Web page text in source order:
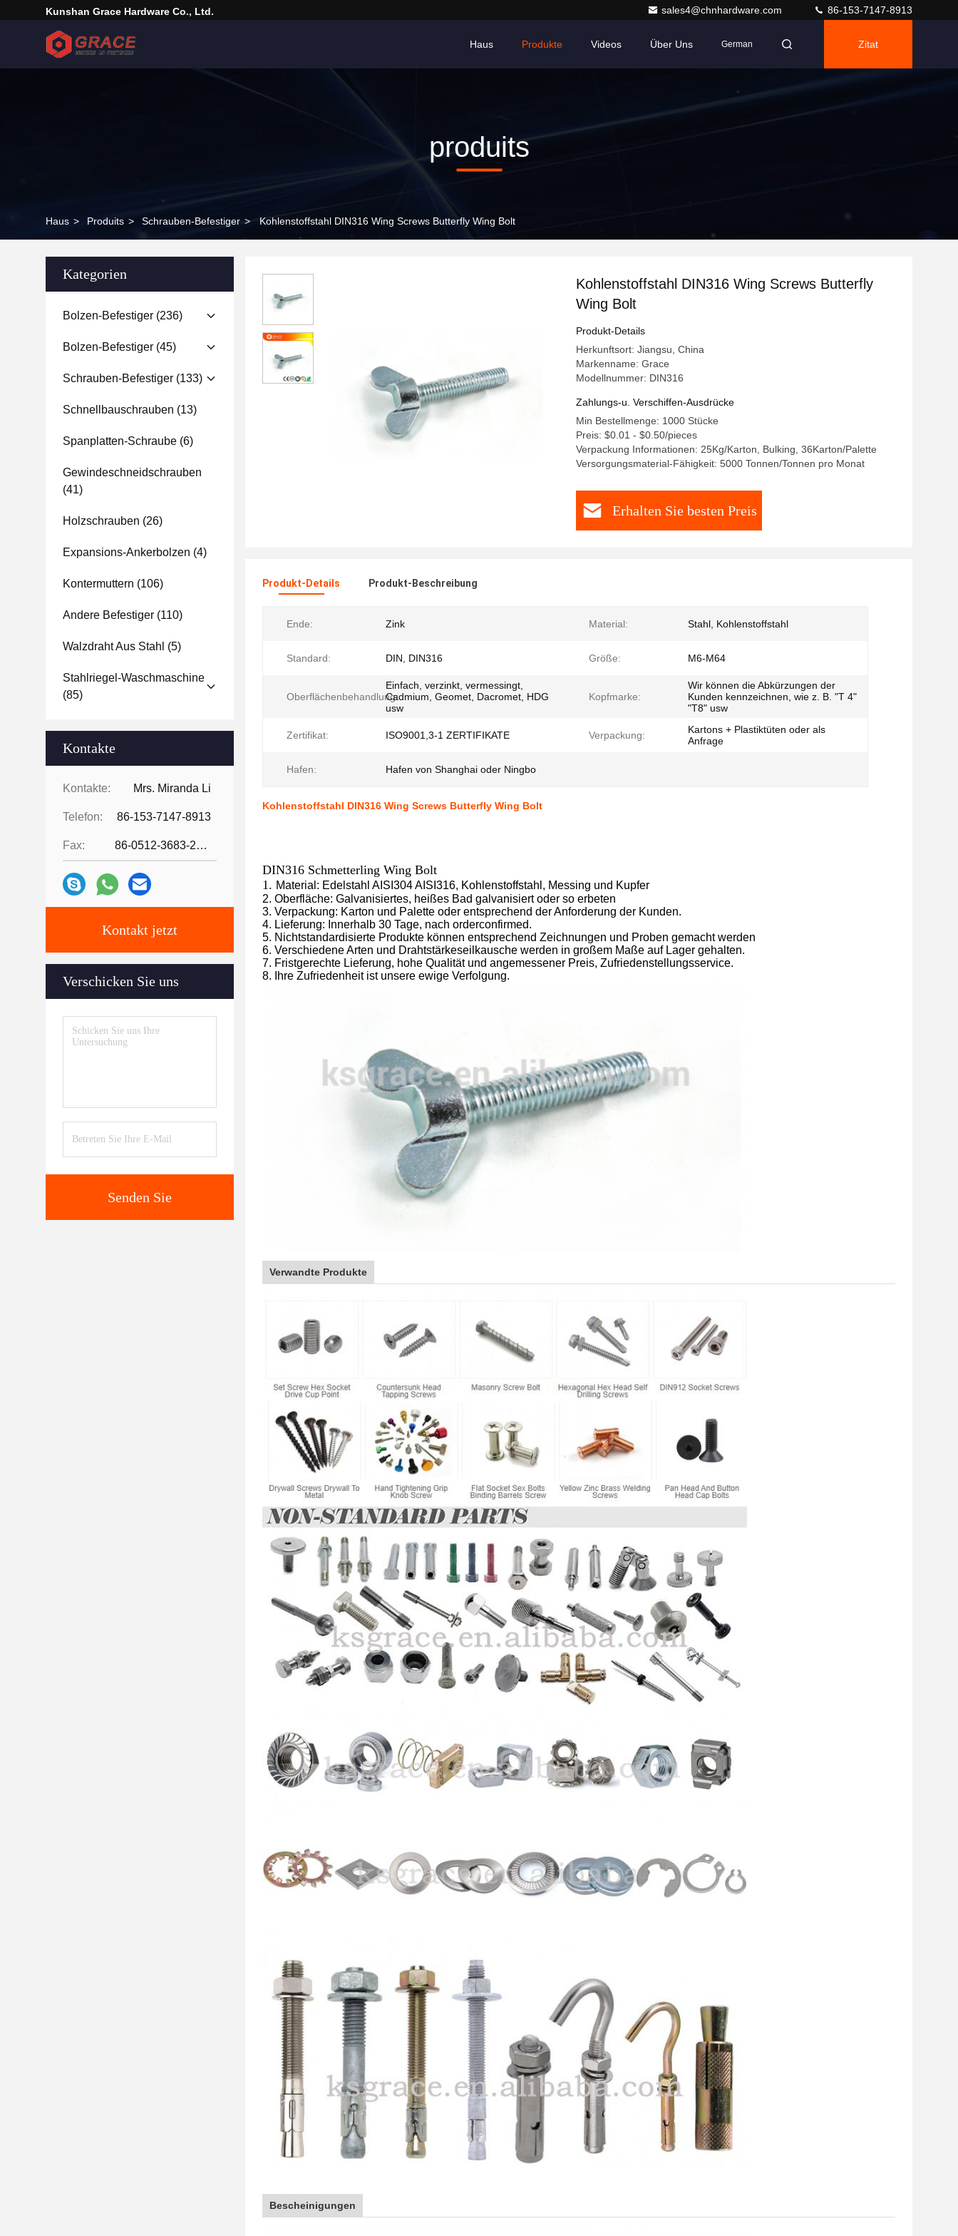
Kunshan Grace Hardware Co., Ltd. sales4@chnhardware.com 86-153-7147-8913
Haus Produkte Videos Über Uns German Zitat
produits
Haus > Produits > Schrauben-Befestiger > Kohlenstoffstahl DIN316 Wing Screws Butterfly Wing Bolt
Kategorien
Bolzen-Befestiger (236)
Bolzen-Befestiger (45)
Schrauben-Befestiger (133)
Schnellbauschrauben (13)
Spanplatten-Schraube (6)
Gewindeschneidschrauben
(41)
Holzschrauben (26)
Expansions-Ankerbolzen (4)
Kontermuttern (106)
Andere Befestiger (110)
Walzdraht Aus Stahl (5)
Stahlriegel-Waschmaschine
(85)
Kontakte
Kontakte: Mrs. Miranda Li
Telefon: 86-153-7147-8913
Fax: 86-0512-3683-2631
Kontakt jetzt
Verschicken Sie uns
Senden Sie
Kohlenstoffstahl DIN316 Wing Screws Butterfly
Wing Bolt
Produkt-Details
Herkunftsort: Jiangsu, China
Markenname: Grace
Modellnummer: DIN316
Zahlungs-u. Verschiffen-Ausdrücke
Min Bestellmenge: 1000 Stücke
Preis: $0.01 - $0.50/pieces
Verpackung Informationen: 25Kg/Karton, Bulking, 36Karton/Palette
Versorgungsmaterial-Fähigkeit: 5000 Tonnen/Tonnen pro Monat
Erhalten Sie besten Preis
Produkt-Details Produkt-Beschreibung
Ende: Zink Material: Stahl, Kohlenstoffstahl
Standard: DIN, DIN316 Größe: M6-M64
Oberflächenbehandlung:
Einfach, verzinkt, vermessingt,
Cadmium, Geomet, Dacromet, HDG
usw
Kopfmarke:
Wir können die Abkürzungen der
Kunden kennzeichnen, wie z. B. "T 4"
"T8" usw
Zertifikat: ISO9001,3-1 ZERTIFIKATE Verpackung:
Kartons + Plastiktüten oder als
Anfrage
Hafen: Hafen von Shanghai oder Ningbo
Kohlenstoffstahl DIN316 Wing Screws Butterfly Wing Bolt
DIN316 Schmetterling Wing Bolt
1. Material: Edelstahl AISI304 AISI316, Kohlenstoffstahl, Messing und Kupfer
2. Oberfläche: Galvanisiertes, heißes Bad galvanisiert oder so erbeten
3. Verpackung: Karton und Palette oder entsprechend der Anforderung der Kunden.
4. Lieferung: Innerhalb 30 Tage, nach orderconfirmed.
5. Nichtstandardisierte Produkte können entsprechend Zeichnungen und Proben gemacht werden
6. Verschiedene Arten und Drahtstärkeseilkausche werden in großem Maße auf Lager gehalten.
7. Fristgerechte Lieferung, hohe Qualität und angemessener Preis, Zufriedenstellungsservice.
8. Ihre Zufriedenheit ist unsere ewige Verfolgung.
Verwandte Produkte
Bescheinigungen